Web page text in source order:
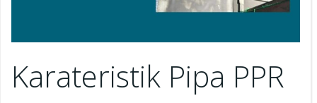
Karateristik Pipa PPR